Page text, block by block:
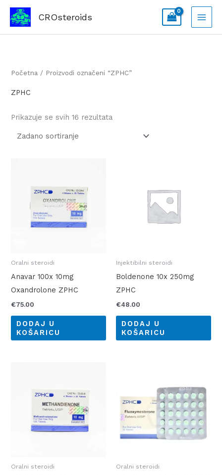
Skip
content
CROsteroids
Početna / Proizvodi označeni “ZPHC”
ZPHC
Prikazuje se svih 16 rezultata
Oralni steroidi
Anavar 100x 10mg
Oxandrolone ZPHC
€75.00
DODAJ U
KOŠARICU
Injektibilni steroidi
Boldenone 10x 250mg
ZPHC
€48.00
DODAJ U
KOŠARICU
Oralni steroidi Oralni steroidi